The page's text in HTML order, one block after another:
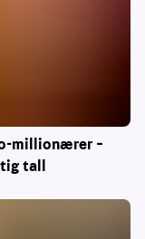
millionærer –
tall